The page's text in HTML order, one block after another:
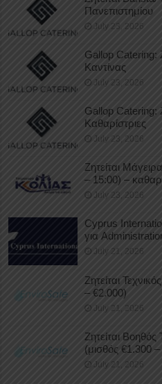
Πανεπιστημίου
July 23, 2026
Gallop Catering:
Καντίνας
July 23, 2026
Gallop Catering:
Καθαρίστριες
July 23, 2026
Ζητείται
– 15:00) –
July 23, 2026
Cyprus
για
July 21, 2026
Ζητείται
– €2.000)
July 21, 2026
Ζητείται
(μισθός €1.300
July 21, 2026